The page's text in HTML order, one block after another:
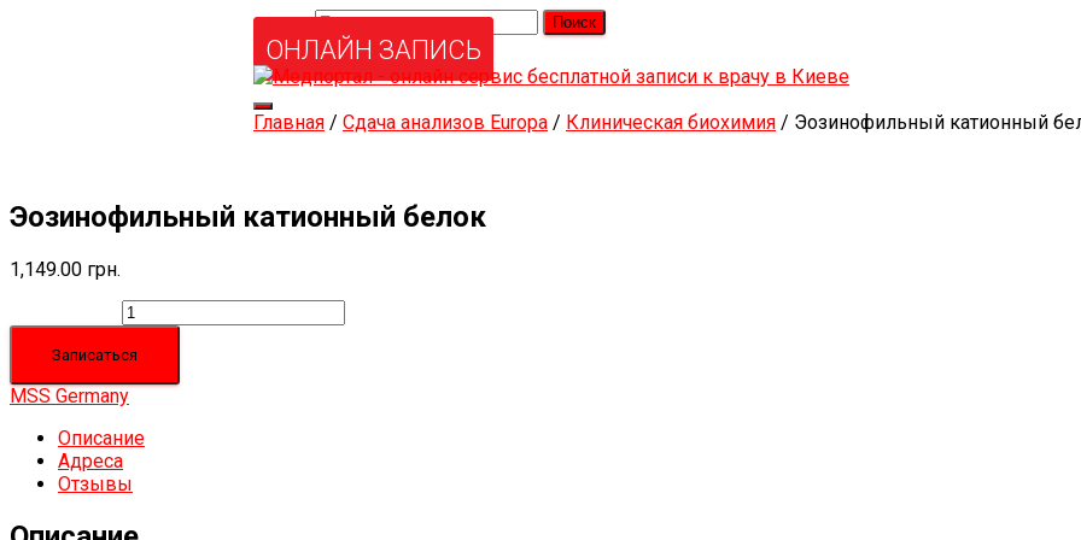
Найти:
ОНЛАЙН ЗАПИСЬ
Переключить
навигацию
Главная / Сдача анализов Europa / Клиническая биохимия / Эозинофильный катионный
Эозинофильный катионный белок
1,149.00 грн.
Записаться
MSS Germany
Описание
Адреса
Отзывы